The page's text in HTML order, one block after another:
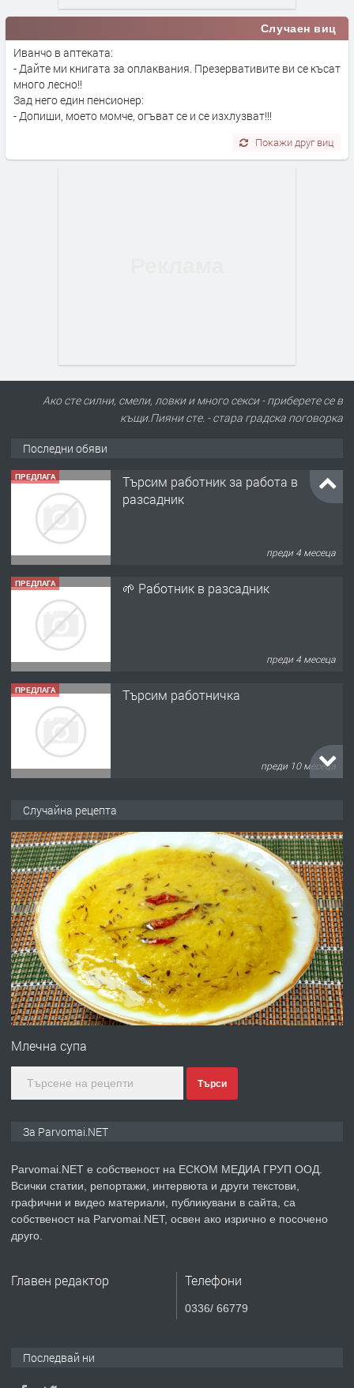
Случаен виц
Иванчо в аптеката:
- Дайте ми книгата за оплаквания. Презервативите ви се късат
много лесно!!
Зад него един пенсионер:
- Допиши, моето момче, огъват се и се изхлузват!!!
Покажи друг виц
Ако сте силни, смели, ловки и много секси - приберете се в
къщи.Пияни сте. - стара градска поговорка
Последни обяви
ПРЕДЛАГА 🌱 Работник в разсадник
преди 4 месеца
ПРЕДЛАГА Търсим работничка
преди 10 месеца
ПРЕДЛАГА
Продава употребявани чисти и
преди 1 година
преди 1 година
ПРЕДЛАГА
Първи поход "По стъпките на Ангел
Войвода"
преди 1 година
ПРЕДЛАГА
Монтажник на малки детайли за
преди 1 година
ПРЕДЛАГА
Продавам апартамент - гр.
Случайна рецепта
Млечна супа
Търси
За Parvomai.NET
Parvomai.NET е собственост на ЕСКОМ МЕДИА ГРУП ООД.
Всички статии, репортажи, интервюта и други текстови,
графични и видео материали, публикувани в сайта, са
собственост на Parvomai.NET, освен ако изрично е посочено
друго.
Главен редактор Телефони
0336/ 66779
Последвай ни